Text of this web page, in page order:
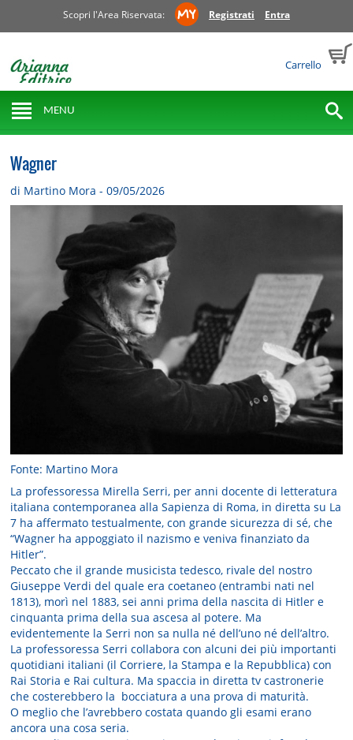
Scopri l'Area Riservata: Registrati Entra
Carrello
MENU
Wagner
di Martino Mora - 09/05/2026
Fonte: Martino Mora
La professoressa Mirella Serri, per anni docente di letteratura
italiana contemporanea alla Sapienza di Roma, in diretta su La
7 ha affermato testualmente, con grande sicurezza di sé, che
“Wagner ha appoggiato il nazismo e veniva finanziato da
Hitler”.
Peccato che il grande musicista tedesco, rivale del nostro
Giuseppe Verdi del quale era coetaneo (entrambi nati nel
1813), morì nel 1883, sei anni prima della nascita di Hitler e
cinquanta prima della sua ascesa al potere. Ma
evidentemente la Serri non sa nulla né dell’uno né dell’altro.
La professoressa Serri collabora con alcuni dei più importanti
quotidiani italiani (il Corriere, la Stampa e la Repubblica) con
Rai Storia e Rai cultura. Ma spaccia in diretta tv castronerie
che costerebbero la bocciatura a una prova di maturità.
O meglio che l’avrebbero costata quando gli esami erano
ancora una cosa seria.